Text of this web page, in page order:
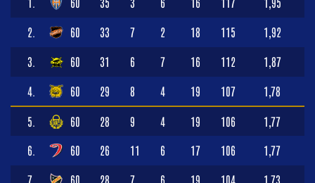
2. 60 33 7 2 18 115 1,92
3. 60 31 6 7 16 112 1,87
4. 60 29 8 4 19 107 1,78
5. 60 28 9 4 19 106 1,77
6. 60 26 11 6 17 106 1,77
7. 60 28 7 6 19 104 1,73